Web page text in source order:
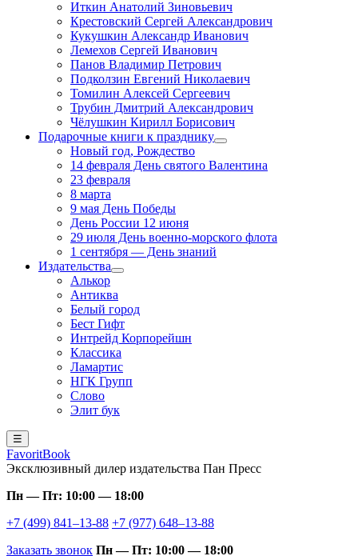
Иткин Анатолий Зиновьевич
Крестовский Сергей Александрович
Кукушкин Александр Иванович
Лемехов Сергей Иванович
Панов Владимир Петрович
Подколзин Евгений Николаевич
Томилин Алексей Сергеевич
Трубин Дмитрий Александрович
Чёлушкин Кирилл Борисович
Подарочные книги к празднику
Новый год, Рождество
14 февраля День святого Валентина
23 февраля
8 марта
9 мая День Победы
День России 12 июня
29 июля День военно-морского флота
1 сентября — День знаний
Издательства
Алькор
Антиква
Белый город
Бест Гифт
Интрейд Корпорейшн
Классика
Ламартис
НГК Групп
Слово
Элит бук
☰
FavoritBook
Эксклюзивный дилер издательства Пан Пресс
Пн — Пт: 10:00 — 18:00
+7 (499) 841–13-88 +7 (977) 648–13-88
Заказать звонок Пн — Пт: 10:00 — 18:00